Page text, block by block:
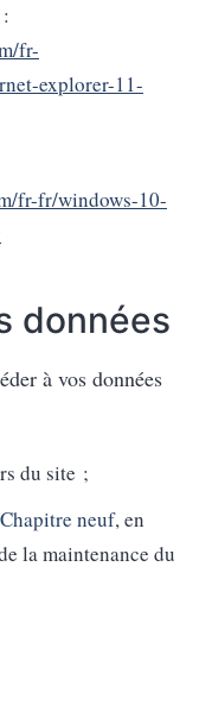
fr-
explorer-11-
fr-fr/windows-10-
données
à vos données
du site ;
Chapitre neuf, en
la maintenance du